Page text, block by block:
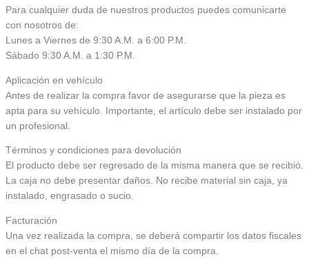
Para cualquier duda de nuestros productos puedes comunicarte
con nosotros de:
Lunes a Viernes de 9:30 A.M. a 6:00 P.M.
Sábado 9:30 A.M. a 1:30 P.M.
Aplicación en vehículo
Antes de realizar la compra favor de asegurarse que la pieza es
apta para su vehículo. Importante, el artículo debe ser instalado por
un profesional.
Términos y condiciones para devolución
El producto debe ser regresado de la misma manera que se recibió.
La caja no debe presentar daños. No recibe material sin caja, ya
instalado, engrasado o sucio.
Facturación
Una vez realizada la compra, se deberá compartir los datos fiscales
en el chat post-venta el mismo día de la compra.